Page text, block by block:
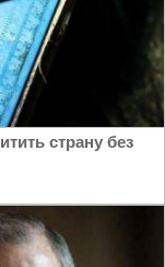
страну без